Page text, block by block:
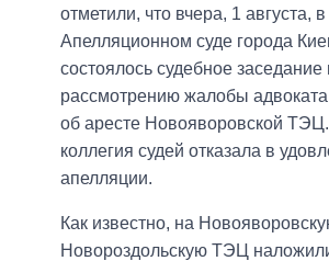
отметили, что вчера, 1 августа, в
Апелляционном суде города
состоялось судебное заседание
рассмотрению жалобы
об аресте Новояворовской
коллегия судей отказала в
апелляции.
Как известно, на
Новороздольскую ТЭЦ